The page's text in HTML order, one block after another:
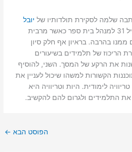
יובל
כמחנך; כיצד הפך רק בגיל 31 למנהל בית ספר כאשר מרבית
בהרבה. בראיון אף חלק סיון
הריכוז של תלמידים בשיעורים
את הרקע של המסך. השני, להוסיף
הקשורות למשהו שיכול לעניין את
לימודית. היות וטריוויה היא
התלמידים ולגרום להם להקשיב.
הפוסט הבא ←